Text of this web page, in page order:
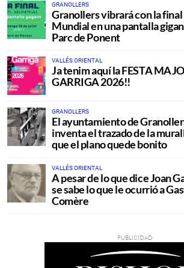
GRANOLLERS
Granollers vibrará con la
Mundial en una pantalla
Parc de Ponent
VALLÉS ORIENTAL
Ja tenim aquí la FESTA
GARRIGA 2026!!
GRANOLLERS
El ayuntamiento de
inventa el trazado de la
que el plano quede bonito
VALLÉS ORIENTAL
A pesar de lo que dice Joan
se sabe lo que le ocurrió a
Comère